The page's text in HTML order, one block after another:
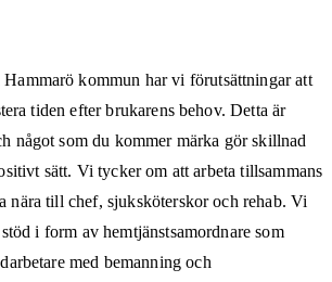
Hammarö kommun har vi förutsättningar att
tiden efter brukarens behov. Detta är
något som du kommer märka gör skillnad
sätt. Vi tycker om att arbeta tillsammans
nära till chef, sjuksköterskor och rehab. Vi
i form av hemtjänstsamordnare som
med bemanning och